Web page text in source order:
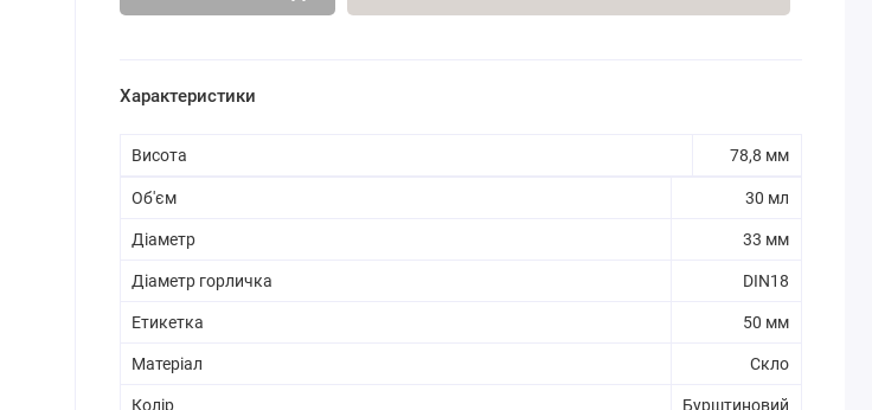
Характеристики
Висота 78,8 мм
Об'єм 30 мл
Діаметр 33 мм
Діаметр горличка DIN18
Етикетка 50 мм
Матеріал Скло
Колір Бурштиновий